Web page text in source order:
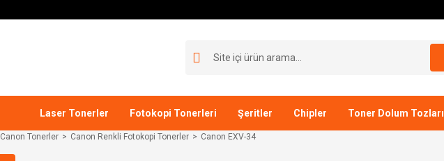
Laser Tonerler Fotokopi Tonerleri Şeritler Chipler Toner Dolum Tozları
Canon Tonerler Canon Renkli Fotokopi Tonerler Canon EXV-34